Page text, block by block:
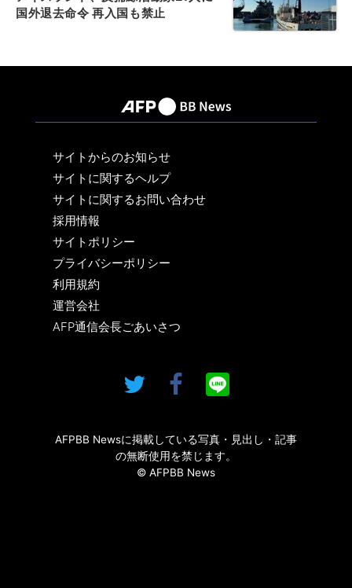
国外退去命令 再入国も禁止
サイトからのお知らせ
サイトに関するヘルプ
サイトに関するお問い合わせ
採用情報
サイトポリシー
プライバシーポリシー
利用規約
運営会社
AFP通信会長ごあいさつ
AFPBB Newsに掲載している写真・見出し・記事
の無断使用を禁じます。
© AFPBB News